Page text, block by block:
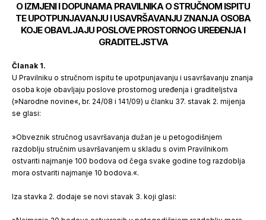
O IZMJENI I DOPUNAMA PRAVILNIKA O STRUČNOM ISPITU
TE UPOTPUNJAVANJU I USAVRŠAVANJU ZNANJA OSOBA
KOJE OBAVLJAJU POSLOVE PROSTORNOG UREĐENJA I
GRADITELJSTVA
Članak 1.
U Pravilniku o stručnom ispitu te upotpunjavanju i usavršavanju znanja
osoba koje obavljaju poslove prostornog uređenja i graditeljstva
(»Narodne novine«, br. 24/08 i 141/09) u članku 37. stavak 2. mijenja
se glasi:
»Obveznik stručnog usavršavanja dužan je u petogodišnjem
razdoblju stručnim usavršavanjem u skladu s ovim Pravilnikom
ostvariti najmanje 100 bodova od čega svake godine tog razdoblja
mora ostvariti najmanje 10 bodova.«.
Iza stavka 2. dodaje se novi stavak 3. koji glasi: